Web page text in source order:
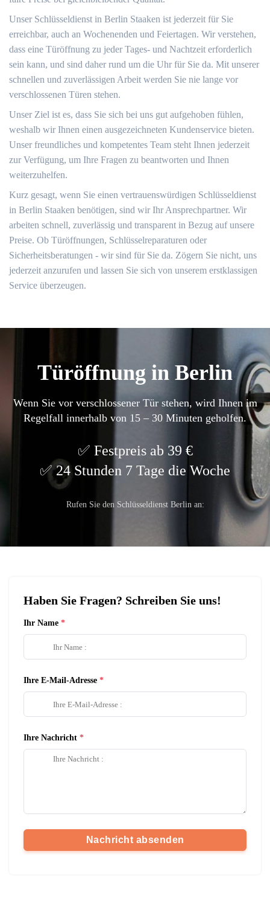
Unser Schlüsseldienst in Berlin Staaken ist jederzeit für Sie
erreichbar, auch an Wochenenden und Feiertagen. Wir verstehen,
dass eine Türöffnung zu jeder Tages- und Nachtzeit erforderlich
sein kann, und sind daher rund um die Uhr für Sie da. Mit unserer
schnellen und zuverlässigen Arbeit werden Sie nie lange vor
verschlossenen Türen stehen.
Unser Ziel ist es, dass Sie sich bei uns gut aufgehoben fühlen,
weshalb wir Ihnen einen ausgezeichneten Kundenservice bieten.
Unser freundliches und kompetentes Team steht Ihnen jederzeit
zur Verfügung, um Ihre Fragen zu beantworten und Ihnen
weiterzuhelfen.
Kurz gesagt, wenn Sie einen vertrauenswürdigen Schlüsseldienst
in Berlin Staaken benötigen, sind wir Ihr Ansprechpartner. Wir
arbeiten schnell, zuverlässig und transparent in Bezug auf unsere
Preise. Ob Türöffnungen, Schlüsselreparaturen oder
Sicherheitsberatungen - wir sind für Sie da. Zögern Sie nicht, uns
jederzeit anzurufen und lassen Sie sich von unserem erstklassigen
Service überzeugen.
Türöffnung in Berlin
Wenn Sie vor verschlossener Tür stehen, wird Ihnen im
Regelfall innerhalb von 15 – 30 Minuten geholfen.
Festpreis ab 39 €
24 Stunden 7 Tage die Woche
Rufen Sie den Schlüsseldienst Berlin an:
Haben Sie Fragen? Schreiben Sie uns!
Ihr Name
Ihre E-Mail-Adresse
Ihre Nachricht
Nachricht absenden